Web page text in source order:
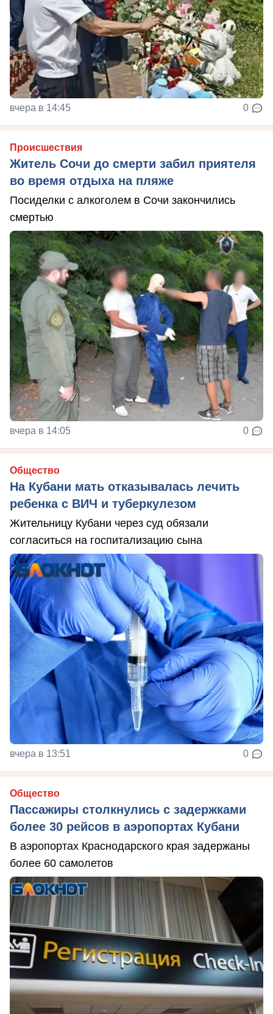
вчера в 14:45 0
Происшествия
Житель Сочи до смерти забил приятеля
во время отдыха на пляже
Посиделки с алкоголем в Сочи закончились
смертью
вчера в 14:05 0
Общество
На Кубани мать отказывалась лечить
ребенка с ВИЧ и туберкулезом
Жительницу Кубани через суд обязали
согласиться на госпитализацию сына
вчера в 13:51 0
Общество
Пассажиры столкнулись с задержками
более 30 рейсов в аэропортах Кубани
В аэропортах Краснодарского края задержаны
более 60 самолетов